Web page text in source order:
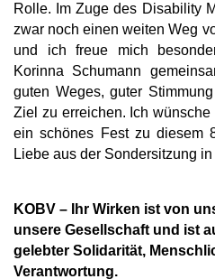
Rolle. Im Zuge des Disability
zwar noch einen weiten Weg
und ich freue mich
Korinna Schumann
guten Weges, guter
Ziel zu erreichen. Ich
ein schönes Fest zu diesem
Liebe aus der Sondersitzung in
KOBV – Ihr Wirken ist von
unsere Gesellschaft und ist
gelebter Solidarität,
Verantwortung.